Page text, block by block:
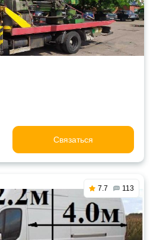
Связаться
7.7 113